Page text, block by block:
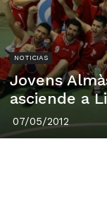
NOTICIAS
Jovens
asciende a
07/05/2012